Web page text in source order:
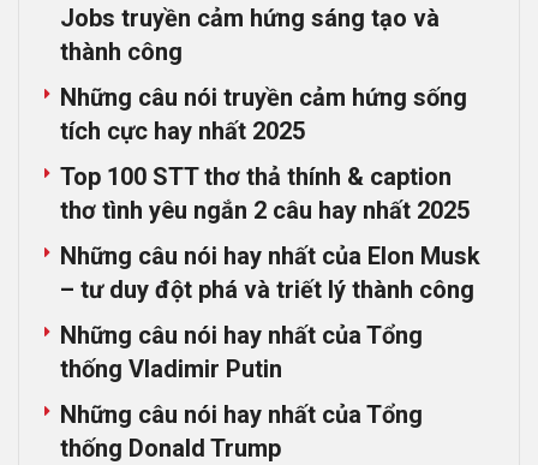
Jobs truyền cảm hứng sáng tạo và
thành công
Những câu nói truyền cảm hứng sống
tích cực hay nhất 2025
Top 100 STT thơ thả thính & caption
thơ tình yêu ngắn 2 câu hay nhất 2025
Những câu nói hay nhất của Elon Musk
– tư duy đột phá và triết lý thành công
Những câu nói hay nhất của Tổng
thống Vladimir Putin
Những câu nói hay nhất của Tổng
thống Donald Trump